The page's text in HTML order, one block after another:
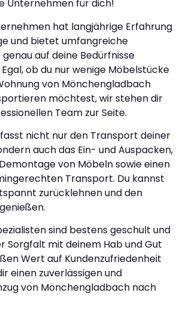
Unternehmen für dich!
hat langjährige Erfahrung
und bietet umfangreiche
genau auf deine Bedürfnisse
ob du nur wenige Möbelstücke
von Mönchengladbach
möchtest, wir stehen dir
Team zur Seite.
nicht nur den Transport deiner
auch das Ein- und Auspacken,
von Möbeln sowie einen
Transport. Du kannst
zurücklehnen und den
sind bestens geschult und
Sorgfalt mit deinem Hab und Gut
Wert auf Kundenzufriedenheit
einen zuverlässigen und
von Mönchengladbach nach